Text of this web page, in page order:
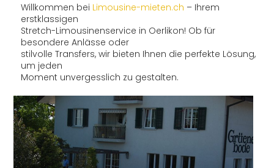
Willkommen bei Limousine-mieten.ch – Ihrem
erstklassigen
Stretch-Limousinenservice in Oerlikon! Ob für
besondere Anlässe oder
stilvolle Transfers, wir bieten Ihnen die perfekte Lösung,
um jeden
Moment unvergesslich zu gestalten.